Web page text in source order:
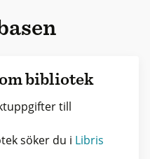
bibliotek
till
söker du i Libris